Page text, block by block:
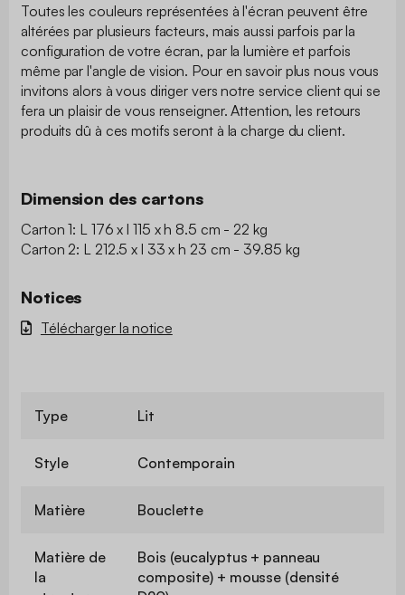
Toutes les couleurs représentées à l'écran peuvent être
altérées par plusieurs facteurs, mais aussi parfois par la
configuration de votre écran, par la lumière et parfois
même par l'angle de vision. Pour en savoir plus nous vous
invitons alors à vous diriger vers notre service client qui se
fera un plaisir de vous renseigner. Attention, les retours
produits dû à ces motifs seront à la charge du client.
Dimension des cartons
Carton 1: L 176 x l 115 x h 8.5 cm - 22 kg
Carton 2: L 212.5 x l 33 x h 23 cm - 39.85 kg
Notices
Télécharger la notice
Type Lit
Style Contemporain
Matière Bouclette
Matière de
la
Bois (eucalyptus + panneau
composite) + mousse (densité